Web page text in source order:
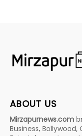
ABOUT US
Mirzapurnews.com
Business,